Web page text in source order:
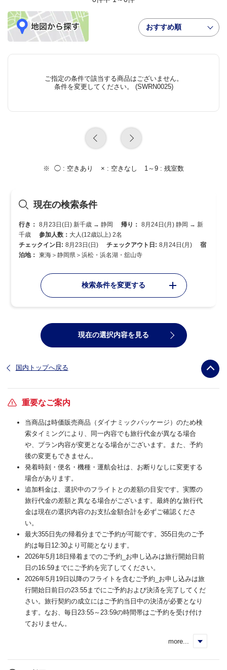
おすすめ順
ご指定の条件で該当する商品はございません。
条件を変更してください。 (SWRN0025)
◯ : 空きあり × : 空きなし 1～9 : 残室数
現在の検索条件
行き： 8月23日(日) 新千歳 → 静岡 帰り： 8月24日(月) 静岡 → 新
千歳
参加人数： 大人(12歳以上) 2名
チェックイン日: 8月23日(日) チェックアウト日: 8月24日(月)
宿
泊地： 東海＞静岡県＞浜松・浜名湖・舘山寺
検索条件を変更する
現在の選択内容を見る
国内トップへ戻る
重要なご案内
当商品は時価販売商品（ダイナミックパッケージ）のため検
索タイミングにより、同一内容でも旅行代金が異なる場合
や、プラン内容が変更となる場合がございます。また、予約
後の変更もできません。
発着時刻・便名・機種・運航会社は、お断りなしに変更する
場合があります。
追加料金は、選択中のフライトとの差額の目安です。実際の
旅行代金の差額と異なる場合がございます。最終的な旅行代
金は現在の選択内容のお支払金額合計を必ずご確認くださ
い。
最大355日先の帰着分までご予約が可能です。355日先のご予
約は毎日12:30より可能となります。
2026年5月18日帰着までのご予約_お申し込みは旅行開始日前
日の16:59までにご予約を完了してください。
2026年5月19日以降のフライトを含むご予約_お申し込みは旅
行開始日前日の23:55までにご予約および決済を完了してくだ
さい。旅行契約の成立にはご予約当日中の決済が必要となり
ます。なお、毎日23:55～23:59の時間帯はご予約を受け付け
ておりません。
more...